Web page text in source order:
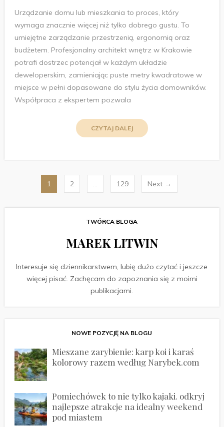
Urządzanie domu lub mieszkania to proces, który
wymaga znacznie więcej niż tylko dobrego gustu. To
umiejętne zarządzanie przestrzenią, ergonomią oraz
budżetem. Profesjonalny architekt wnętrz w Krakowie
potrafi dostrzec potencjał w każdym układzie
deweloperskim, zamieniając puste metry kwadratowe w
miejsce w pełni dopasowane do stylu życia domowników.
Współpraca z ekspertem pozwala
CZYTAJ DALEJ
Stronicowanie
wpisów
1 2 … 129 Next →
TWÓRCA BLOGA
MAREK LITWIN
Interesuje się dziennikarstwem, lubię dużo czytać i jeszcze
więcej pisać. Zachęcam do zapoznania się z moimi
publikacjami.
NOWE POZYCJĘ NA BLOGU
Mieszane zarybienie: karp koi i karaś
kolorowy razem według Narybek.com
Pomiechówek to nie tylko kajaki. odkryj
najlepsze atrakcje na idealny weekend
pod miastem